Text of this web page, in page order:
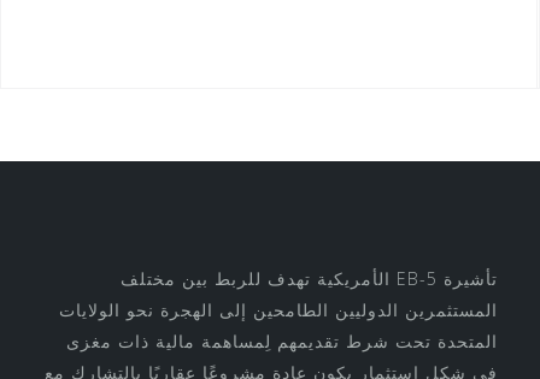
تأشيرة EB-5 الأمريكية تهدف للربط بين مختلف
المستثمرين الدوليين الطامحين إلى الهجرة نحو الولايات
المتحدة تحت شرط تقديمهم لِمساهمة مالية ذات مغزى
في شكل استثمار يكون عادة مشروعًا عقاريًا بالتشارك مع